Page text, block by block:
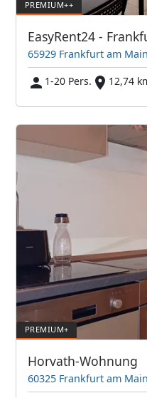
EasyRent24 -
65929 Frankfurt am Main
1-20 Pers.
12,74
Horvath-Wohnung
60325 Frankfurt am Main